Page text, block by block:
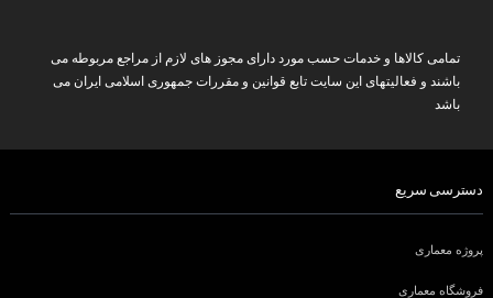
تمامی کالاها و خدمات حسب مورد دارای مجوز های لازم از مراجع مربوطه می
باشند و فعالیتهای این سایت تابع قوانین و مقررات جمهوری اسلامی ایران می
باشد
دسترسی سریع
پروژه معماری
فروشگاه معماری